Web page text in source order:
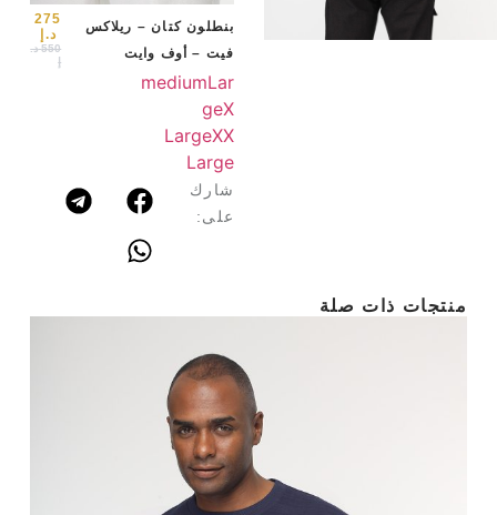
بنطلون كتان – ريلاكس
فيت – أوف وايت
550 د.
إ
275
د.إ
mediumLar
geX
LargeXX
Large
شارك
على:
منتجات ذات صلة